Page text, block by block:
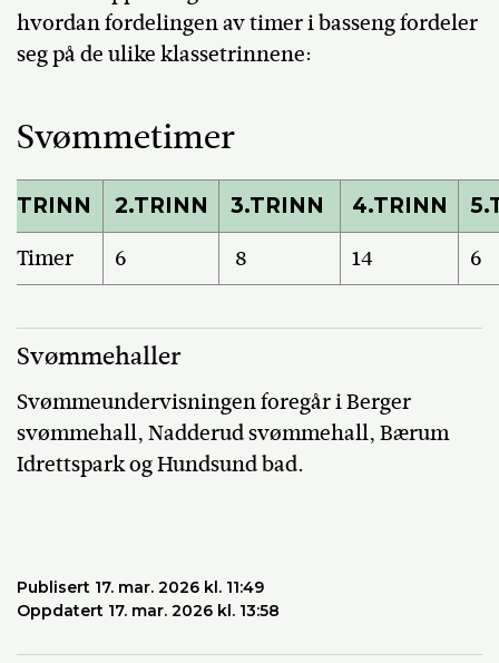
hvordan fordelingen av timer i basseng fordeler
seg på de ulike klassetrinnene:
Svømmetimer
TRINN 2.TRINN 3.TRINN 4.TRINN
Timer 6 8 14 6
Svømmehaller
Svømmeundervisningen foregår i Berger
svømmehall, Nadderud svømmehall, Bærum
Idrettspark og Hundsund bad.
Publisert 17. mar. 2026 kl. 11:49
Oppdatert 17. mar. 2026 kl. 13:58